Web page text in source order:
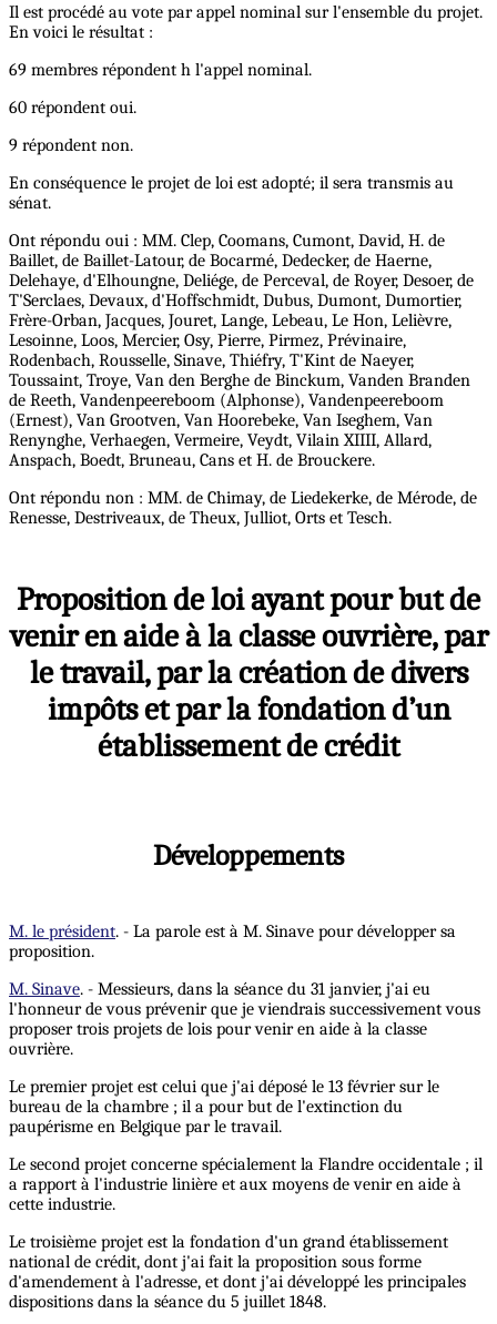
Il est procédé au vote par appel nominal sur l'ensemble du projet.
En voici le résultat :
69 membres répondent h l'appel nominal.
60 répondent oui.
9 répondent non.
En conséquence le projet de loi est adopté; il sera transmis au
sénat.
Ont répondu oui : MM. Clep, Coomans, Cumont, David, H. de
Baillet, de Baillet-Latour, de Bocarmé, Dedecker, de Haerne,
Delehaye, d'Elhoungne, Deliége, de Perceval, de Royer, Desoer, de
T'Serclaes, Devaux, d'Hoffschmidt, Dubus, Dumont, Dumortier,
Frère-Orban, Jacques, Jouret, Lange, Lebeau, Le Hon, Lelièvre,
Lesoinne, Loos, Mercier, Osy, Pierre, Pirmez, Prévinaire,
Rodenbach, Rousselle, Sinave, Thiéfry, T'Kint de Naeyer,
Toussaint, Troye, Van den Berghe de Binckum, Vanden Branden
de Reeth, Vandenpeereboom (Alphonse), Vandenpeereboom
(Ernest), Van Grootven, Van Hoorebeke, Van Iseghem, Van
Renynghe, Verhaegen, Vermeire, Veydt, Vilain XIIII, Allard,
Anspach, Boedt, Bruneau, Cans et H. de Brouckere.
Ont répondu non : MM. de Chimay, de Liedekerke, de Mérode, de
Renesse, Destriveaux, de Theux, Julliot, Orts et Tesch.
Proposition de loi ayant pour but de
venir en aide à la classe ouvrière, par
le travail, par la création de divers
impôts et par la fondation d’un
établissement de crédit
Développements
M. le président. - La parole est à M. Sinave pour développer sa
proposition.
M. Sinave. - Messieurs, dans la séance du 31 janvier, j'ai eu
l'honneur de vous prévenir que je viendrais successivement vous
proposer trois projets de lois pour venir en aide à la classe
ouvrière.
Le premier projet est celui que j'ai déposé le 13 février sur le
bureau de la chambre ; il a pour but de l'extinction du
paupérisme en Belgique par le travail.
Le second projet concerne spécialement la Flandre occidentale ; il
a rapport à l'industrie linière et aux moyens de venir en aide à
cette industrie.
Le troisième projet est la fondation d'un grand établissement
national de crédit, dont j'ai fait la proposition sous forme
d'amendement à l'adresse, et dont j'ai développé les principales
dispositions dans la séance du 5 juillet 1848.